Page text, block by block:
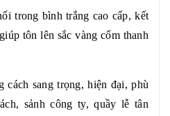
trong bình trắng cao cấp, kết
tôn lên sắc vàng cốm thanh
cách sang trọng, hiện đại, phù
sảnh công ty, quầy lễ tân